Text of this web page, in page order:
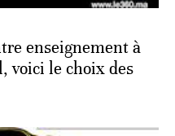
enseignement à
voici le choix des